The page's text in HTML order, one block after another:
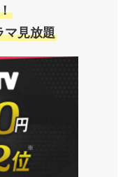
マ見放題